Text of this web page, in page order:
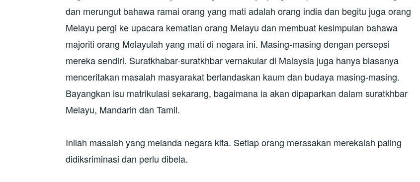
dan merungut bahawa ramai orang yang mati adalah orang india dan begitu juga orang
Melayu pergi ke upacara kematian orang Melayu dan membuat kesimpulan bahawa
majoriti orang Melayulah yang mati di negara ini. Masing-masing dengan persepsi
mereka sendiri. Suratkhabar-suratkhbar vernakular di Malaysia juga hanya biasanya
menceritakan masalah masyarakat berlandaskan kaum dan budaya masing-masing.
Bayangkan isu matrikulasi sekarang, bagaimana ia akan dipaparkan dalam suratkhbar
Melayu, Mandarin dan Tamil.
Inilah masalah yang melanda negara kita. Setiap orang merasakan merekalah paling
didiksriminasi dan perlu dibela.